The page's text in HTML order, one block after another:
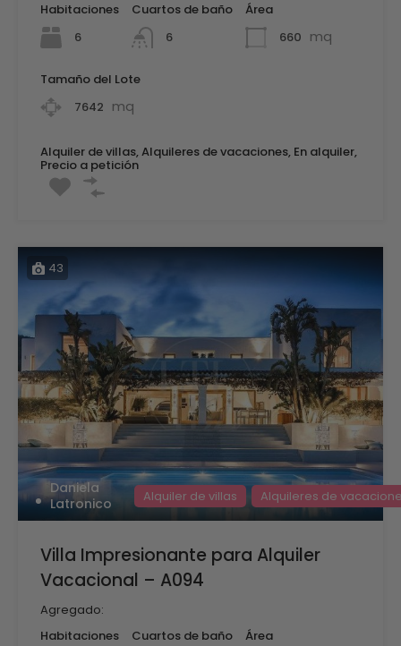
Habitaciones
6
Cuartos de baño
6
Área
660 mq
Tamaño del Lote
7642 mq
Alquiler de villas, Alquileres de vacaciones, En alquiler,
Precio a petición
43
Daniela
Latronico
Alquiler de villas Alquileres de
Villa Impresionante para Alquiler
Vacacional – A094
Agregado:
Habitaciones
Cuartos de baño Área